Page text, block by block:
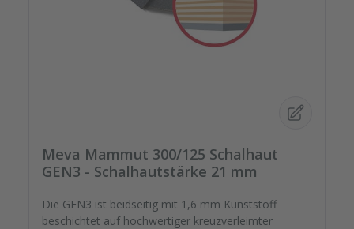
Meva Mammut 300/125 Schalhaut
GEN3 - Schalhautstärke 21 mm
Die GEN3 ist beidseitig mit 1,6 mm Kunststoff
beschichtet auf hochwertiger kreuzverleimter